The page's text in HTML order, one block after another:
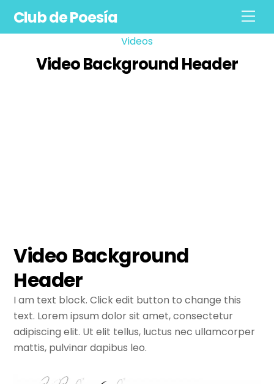
Club de Poesía
Videos
Video Background Header
Video Background
Header
I am text block. Click edit button to change this
text. Lorem ipsum dolor sit amet, consectetur
adipiscing elit. Ut elit tellus, luctus nec ullamcorper
mattis, pulvinar dapibus leo.